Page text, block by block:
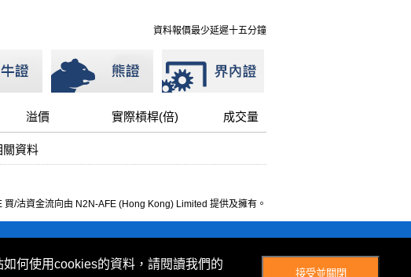
資料報價最少延遲十五分鐘
溢價 實際槓桿(倍) 成交量
關資料
買/沽資金流向由 N2N-AFE (Hong Kong) Limited 提供及擁有。
何使用cookies的資料，請閱讀我們的
接受並關閉